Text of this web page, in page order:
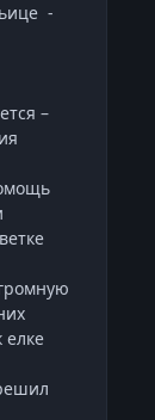
-
–
елке